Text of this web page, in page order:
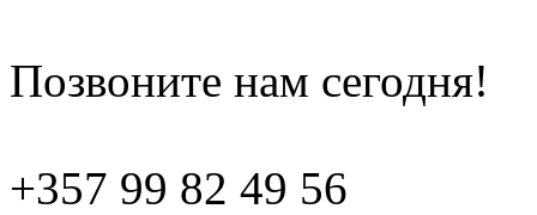
Позвоните нам сегодня!
+357 99 82 49 56